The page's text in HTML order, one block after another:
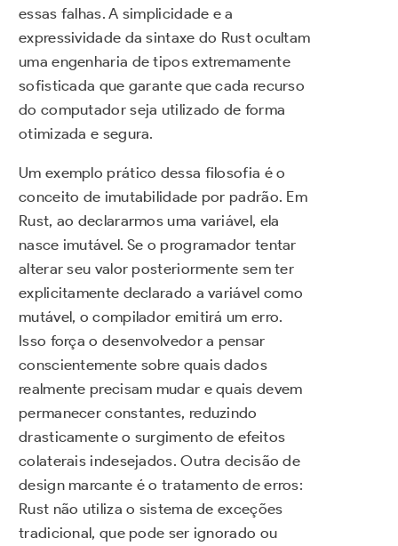
essas falhas. A simplicidade e a
expressividade da sintaxe do Rust ocultam
uma engenharia de tipos extremamente
sofisticada que garante que cada recurso
do computador seja utilizado de forma
otimizada e segura.
Um exemplo prático dessa filosofia é o
conceito de imutabilidade por padrão. Em
Rust, ao declararmos uma variável, ela
nasce imutável. Se o programador tentar
alterar seu valor posteriormente sem ter
explicitamente declarado a variável como
mutável, o compilador emitirá um erro.
Isso força o desenvolvedor a pensar
conscientemente sobre quais dados
realmente precisam mudar e quais devem
permanecer constantes, reduzindo
drasticamente o surgimento de efeitos
colaterais indesejados. Outra decisão de
design marcante é o tratamento de erros:
Rust não utiliza o sistema de exceções
tradicional, que pode ser ignorado ou